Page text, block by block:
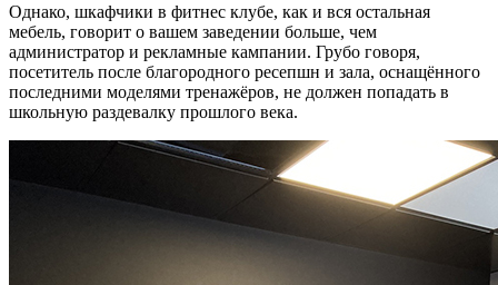
Однако, шкафчики в фитнес клубе, как и вся остальная
мебель, говорит о вашем заведении больше, чем
администратор и рекламные кампании. Грубо говоря,
посетитель после благородного ресепшн и зала, оснащённого
последними моделями тренажёров, не должен попадать в
школьную раздевалку прошлого века.